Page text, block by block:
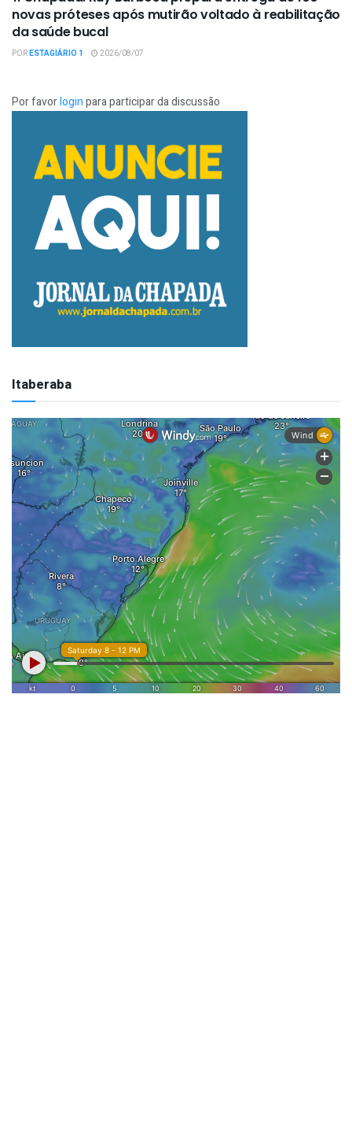
novas próteses após mutirão voltado à reabilitação
da saúde bucal
PORESTAGIÁRIO 1 2026/08/07
Por favorloginpara participar da discussão
Itaberaba